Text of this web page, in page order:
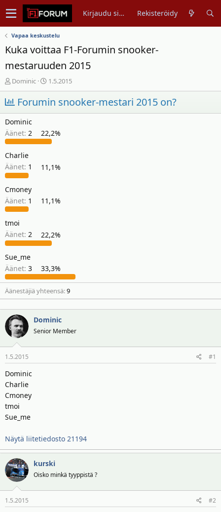
Kirjaudu sisään Rekisteröidy
Vapaa keskustelu
Kuka voittaa F1-Forumin snooker-
mestaruuden 2015
V
i
e
t
i
k
t
j
u
n
a
l
i
t
t
a
j
a
Dominic
A
l
o
u
s
i
m
ä
1.5.2015
Forumin snooker-mestari 2015 on?
Dominic
Äänet: 2 22,2%
Charlie
Äänet: 1 11,1%
Cmoney
Äänet: 1 11,1%
tmoi
Äänet: 2 22,2%
Sue_me
Äänet: 3 33,3%
Äänestäjiä yhteensä 9
Dominic
Senior Member
1.5.2015 #1
Dominic
Charlie
Cmoney
tmoi
Sue_me
Näytä liitetiedosto 21194
kurski
Oisko minkä tyyppistä ?
1.5.2015 #2